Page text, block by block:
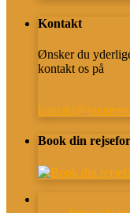
Kontakt
Ønsker du
kontakt os på
Book din